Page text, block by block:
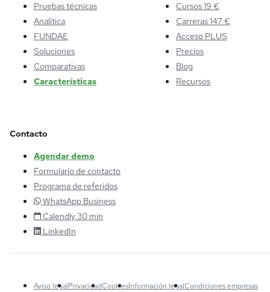
Pruebas técnicas
Analítica
FUNDAE
Soluciones
Comparativas
Características
Cursos 19 €
Carreras 147 €
Acceso PLUS
Precios
Blog
Recursos
Contacto
Agendar demo
Formulario de contacto
Programa de referidos
WhatsApp Business
Calendly 30 min
LinkedIn
Aviso legalPrivacidadCookiesInformación legalCondiciones empresas